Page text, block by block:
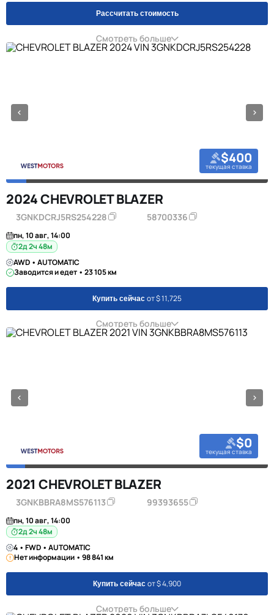
Рассчитать стоимость
Смотреть больше
$400
текущая ставка
2024 CHEVROLET BLAZER
3GNKDCRJ5RS254228 58700336
пн, 10 авг, 14:00
2д 2ч 48м
AWD • AUTOMATIC
Заводится и едет • 23 105 км
Купить сейчас от $ 11,725
Смотреть больше
$0
текущая ставка
2021 CHEVROLET BLAZER
3GNKBBRA8MS576113 99393655
пн, 10 авг, 14:00
2д 2ч 48м
4 • FWD • AUTOMATIC
Нет информации • 98 841 км
Купить сейчас от $ 4,900
Смотреть больше